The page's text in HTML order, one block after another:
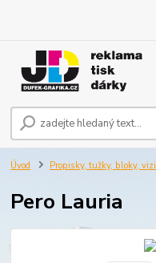
Úvod Propisky, tužky, bloky,
Pero Lauria